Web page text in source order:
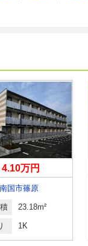
4.10万円
国市篠原
23.18m²
1K